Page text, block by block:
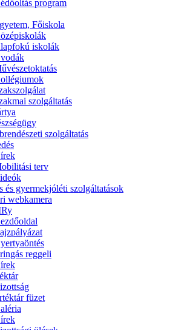
program
Főiskola
iskolák
szolgáltatás
szolgáltatás
terv
és gyermekjóléti szolgáltatások
webkamera
reggeli
füzet